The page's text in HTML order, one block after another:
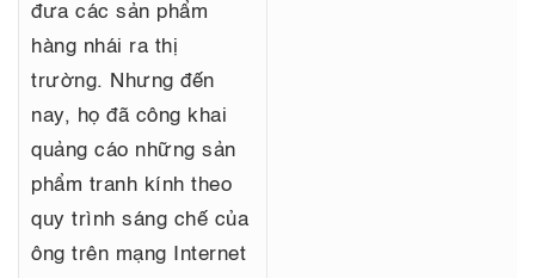
đưa các sản phẩm
hàng nhái ra thị
trường. Nhưng đến
nay, họ đã công khai
quảng cáo những sản
phẩm tranh kính theo
quy trình sáng chế của
ông trên mạng Internet